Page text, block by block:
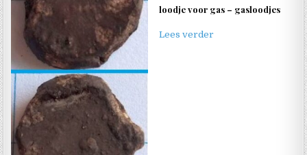
loodje voor gas – gasloodjes
Lees verder